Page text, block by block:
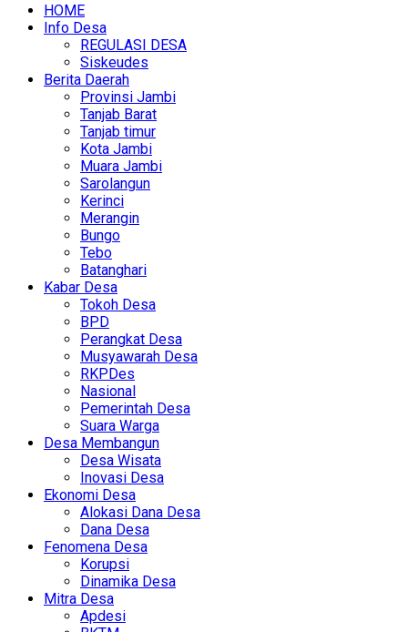
HOME
Info Desa
REGULASI DESA
Siskeudes
Berita Daerah
Provinsi Jambi
Tanjab Barat
Tanjab timur
Kota Jambi
Muara Jambi
Sarolangun
Kerinci
Merangin
Bungo
Tebo
Batanghari
Kabar Desa
Tokoh Desa
BPD
Perangkat Desa
Musyawarah Desa
RKPDes
Nasional
Pemerintah Desa
Suara Warga
Desa Membangun
Desa Wisata
Inovasi Desa
Ekonomi Desa
Alokasi Dana Desa
Dana Desa
Fenomena Desa
Korupsi
Dinamika Desa
Mitra Desa
Apdesi